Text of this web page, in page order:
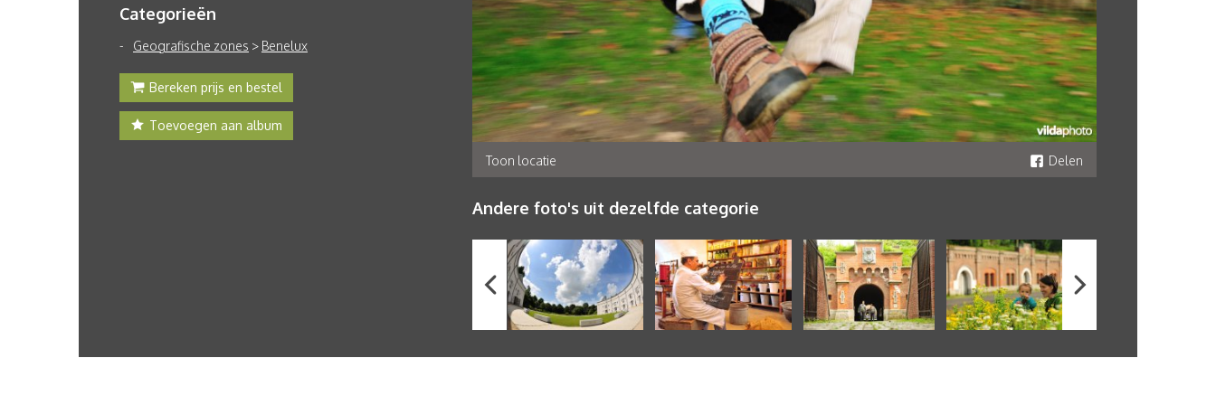
Categorieën
Geografische zones > Benelux
Bereken prijs en bestel
Toevoegen aan album
Toon locatie Delen
Andere foto's uit dezelfde categorie